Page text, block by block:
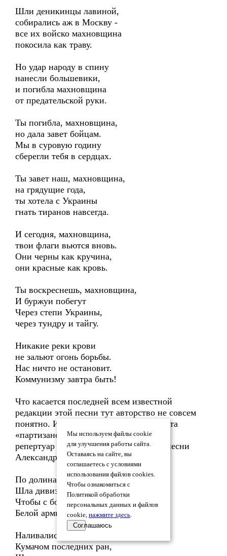
Шли деникинцы лавиной,
собирались аж в Москву -
все их войско махновщина
покосила как траву.
Но удар народу в спину
нанесли большевики,
и погибла махновщина
от предательской руки.
Ты погибла, махновщина,
но дала завет бойцам.
Мы в суровую годину
сберегли тебя в сердцах.
Ты завет наш, махновщина,
на грядущие года,
ты хотела с Украины
гнать тиранов навсегда.
И сегодня, махновщина,
твои флаги вьются вновь.
Они черны как кручина,
они красные как кровь.
Ты воскреснешь, махновщина,
И буржуи побегут
Через степи Украины,
через тундру и тайгу.
Никакие реки крови
не зальют огонь борьбы.
Нас ничто не остановит.
Коммунизму завтра быть!
Что касается последней всем известной
редакции этой песни тут авторство не совсем
понятно. История такова: в 1929 году эта
«партизанская» песня была включена в
репертуар ансамбля красноармейской песни
Александрова.
По долинам и по взгорьям
Шла дивизия вперед,
Чтобы с боя взять Приморье —
Белой армии оплот
Наливалися знамена
Кумачом последних ран,
Мы используем файлы cookie
для улучшения работы сайта.
Оставаясь на сайте, вы
соглашаетесь с условиями
использования файлов cookies.
Чтобы ознакомиться с
Политикой обработки
персональных данных и файлов
cookie, нажмите здесь.
Соглашаюсь